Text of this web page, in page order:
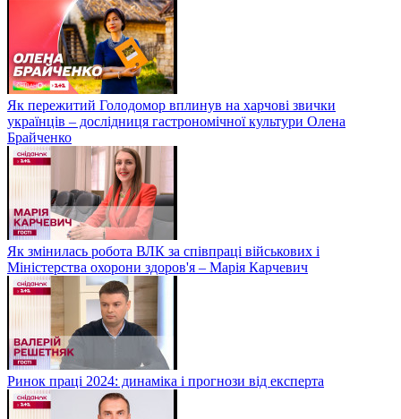
Як пережитий Голодомор вплинув на харчові звички
українців – дослідниця гастрономічної культури Олена
Брайченко
Як змінилась робота ВЛК за співпраці військових і
Міністерства охорони здоров'я – Марія Карчевич
Ринок праці 2024: динаміка і прогнози від експерта